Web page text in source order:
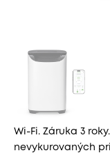
Wi-Fi. Záruka 3
nevykurovaných